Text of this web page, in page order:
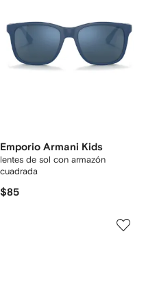
Emporio Armani Kids
lentes de sol con armazón
cuadrada
$85